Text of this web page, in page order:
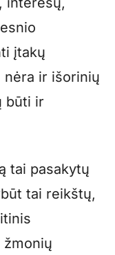
įtakų
nėra ir išorinių
būti ir
tai pasakytų
tai reikštų,